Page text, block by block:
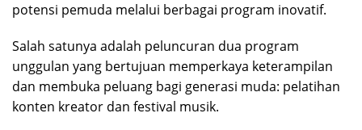
potensi pemuda melalui berbagai program inovatif.
Salah satunya adalah peluncuran dua program
unggulan yang bertujuan memperkaya keterampilan
dan membuka peluang bagi generasi muda: pelatihan
konten kreator dan festival musik.